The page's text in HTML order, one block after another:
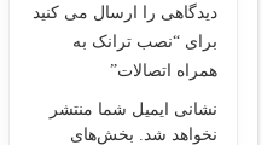
دیدگاهی را ارسال می کنید
برای “نصب ترانک به
همراه اتصالات”
نشانی ایمیل شما منتشر
نخواهد شد.
بخش‌های